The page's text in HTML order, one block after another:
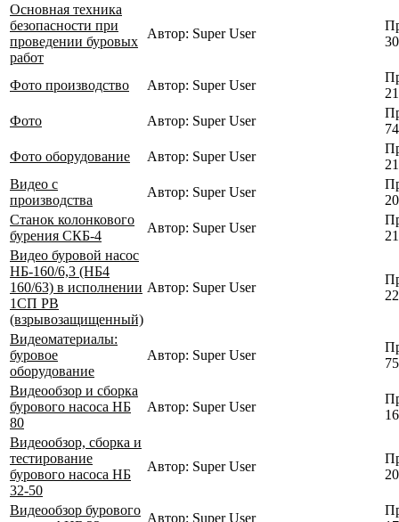
Основная техника
безопасности при
проведении буровых
работ
Автор: Super User
Фото производство Автор: Super User
Фото
Автор: Super User
Фото оборудование
Автор: Super User
Видео с
производства
Автор: Super User
Станок колонкового
бурения СКБ-4
Автор: Super User
Видео буровой насос
НБ-160/6,3 (НБ4
160/63) в исполнении
1СП РВ
(взрывозащищенный)
Автор: Super User
Видеоматериалы:
буровое
оборудование
Автор: Super User
Видеообзор и сборка
бурового насоса НБ
80
Автор: Super User
Видеообзор, сборка и
тестирование
бурового насоса НБ
32-50
Автор: Super User
Видеообзор бурового
Автор: Super User